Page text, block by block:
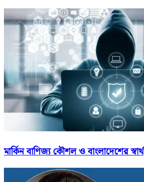
মার্কিন বাণিজ্য কৌশল ও বাংলাদেশের স্বার্থ